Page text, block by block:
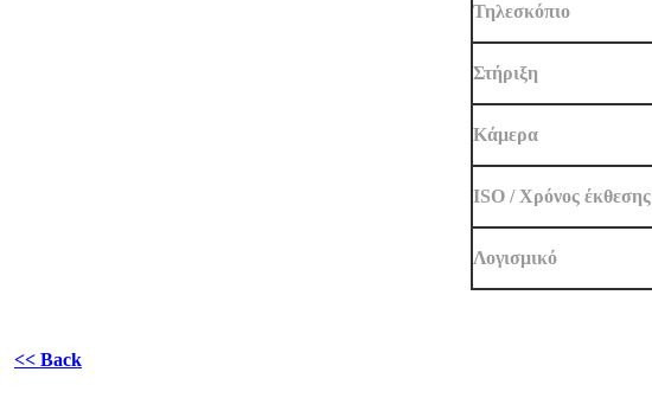
Τηλεσκόπιο
Στήριξη
Κάμερα
ISO / Χρόνος έκθεσης
Λογισμικό
<< Back